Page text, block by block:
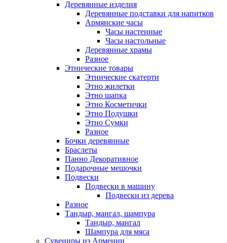
Деревянные изделия
Деревянные подставки для напитков
Армянские часы
Часы настенные
Часы настольные
Деревянные храмы
Разное
Этнические товары
Этнические скатерти
Этно жилетки
Этно шапка
Этно Косметички
Этно Подушки
Этно Сумки
Разное
Бочки деревянные
Браслеты
Панно Декоративное
Подарочные мешочки
Подвески
Подвески в машину
Подвески из дерева
Разное
Тандыр, мангал, шампура
Тандыр, мангал
Шампура для мяса
Сувениры из Армении